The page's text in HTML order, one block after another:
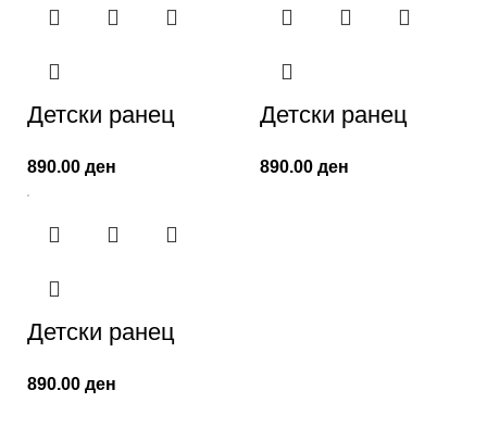
Детски ранец
890.00 ден
Детски ранец
890.00 ден
Детски ранец
890.00 ден